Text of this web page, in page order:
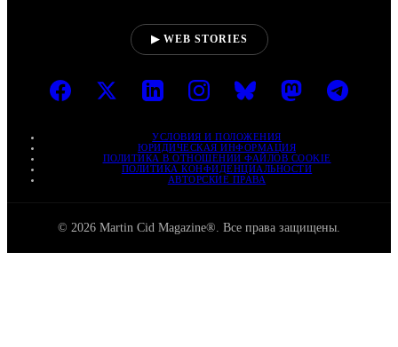
▶ WEB STORIES
УСЛОВИЯ И ПОЛОЖЕНИЯ
ЮРИДИЧЕСКАЯ ИНФОРМАЦИЯ
ПОЛИТИКА В ОТНОШЕНИИ ФАЙЛОВ COOKIE
ПОЛИТИКА КОНФИДЕНЦИАЛЬНОСТИ
АВТОРСКИЕ ПРАВА
© 2026 Martin Cid Magazine®. Все права защищены.